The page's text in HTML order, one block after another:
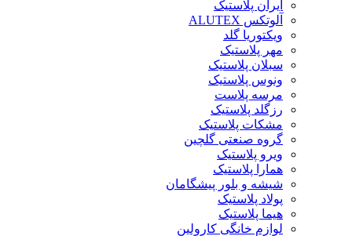
ایران پلاستیک
آلوتکس ALUTEX
ویکتوریا گلد
مهر پلاستیک
سبلان پلاستیک
ونوس پلاستیک
مرسه پلاست
رزگلد پلاستیک
مشکات پلاستیک
گروه صنعتی گلچین
ویرو پلاستیک
همارا پلاستیک
شیشه و بلور پیشگامان
پولاد پلاستیک
هیما پلاستیک
لوازم خانگی کارولین